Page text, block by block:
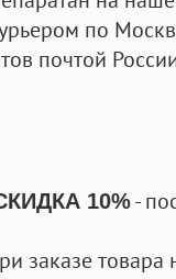
по
почтой
10%-
заказе